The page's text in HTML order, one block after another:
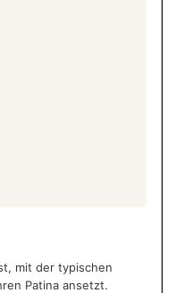
mit der typischen
Patina ansetzt.